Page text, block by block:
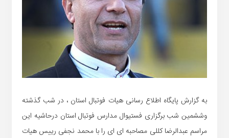
به گزارش پایگاه اطلاع رسانی هیات فوتبال استان ، در شب گذشته
وششمین شب برگزاری فستیوال مدارس فوتبال استان درحاشیه این
مراسم عبدالرضا کللی مصاحبه ای ای را با محمد نجفی رییس هیات